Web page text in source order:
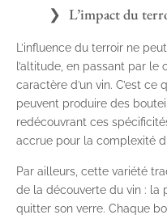
L’impact du
L’influence du terroir ne
l’altitude, en passant par
caractère d’un vin. C’est
peuvent produire des
redécouvrant ces
accrue pour la complexité
Par ailleurs, cette variété
de la découverte du vin : la
quitter son verre. Chaque